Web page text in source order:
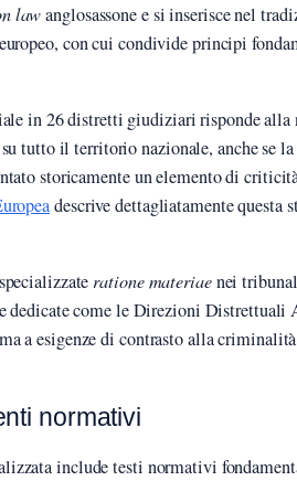
lawanglosassone e si inserisce nel
con cui condivide principi
in 26 distretti giudiziari risponde alla
tutto il territorio nazionale, anche se
storicamente un elemento di
descrive dettagliatamente questa
ratione materiaenei
dedicate come le Direzioni Distrettuali
a esigenze di contrasto alla
normativi
include testi normativi